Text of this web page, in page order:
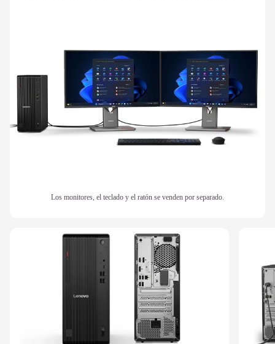
Los monitores, el teclado y el ratón se venden por separado.